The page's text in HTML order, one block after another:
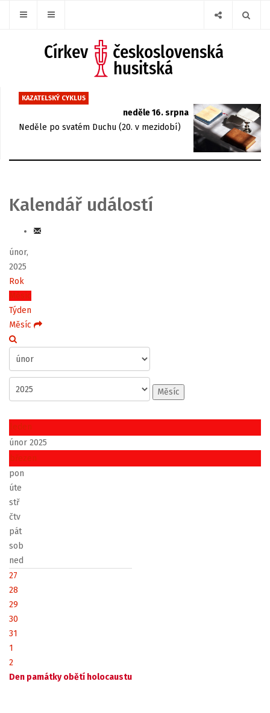
KAZATELSKÝ CYKLUS
neděle 16. srpna
Neděle po svatém Duchu (20. v mezidobí)
Kalendář událostí
únor,
2025
Rok
Měsíc
Týden
Měsíc
Měsíc
leden
únor 2025
březen
pon
úte
stř
čtv
pát
sob
ned
27
28
29
30
31
1
2
Den památky obětí holocaustu